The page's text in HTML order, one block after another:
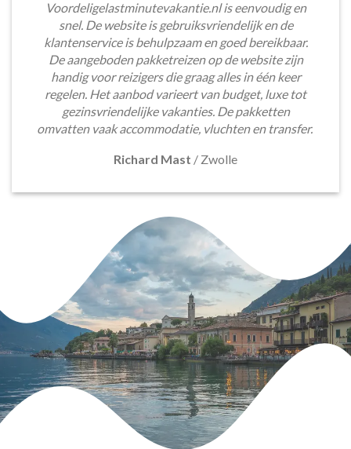
Voordeligelastminutevakantie.nl is eenvoudig en
snel. De website is gebruiksvriendelijk en de
klantenservice is behulpzaam en goed bereikbaar.
De aangeboden pakketreizen op de website zijn
handig voor reizigers die graag alles in één keer
regelen. Het aanbod varieert van budget, luxe tot
gezinsvriendelijke vakanties. De pakketten
omvatten vaak accommodatie, vluchten en transfer.
Richard Mast / Zwolle